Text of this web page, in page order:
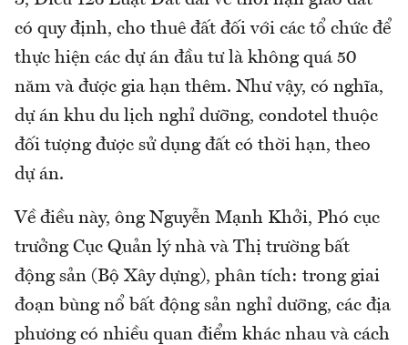
có quy định, cho thuê đất đối với các tổ chức để
thực hiện các dự án đầu tư là không quá 50
năm và được gia hạn thêm. Như vậy, có nghĩa,
dự án khu du lịch nghỉ dưỡng, condotel thuộc
đối tượng được sử dụng đất có thời hạn, theo
dự án.
Về điều này, ông Nguyễn Mạnh Khởi, Phó cục
trưởng Cục Quản lý nhà và Thị trường bất
động sản (Bộ Xây dựng), phân tích: trong giai
đoạn bùng nổ bất động sản nghỉ dưỡng, các địa
phương có nhiều quan điểm khác nhau và cách